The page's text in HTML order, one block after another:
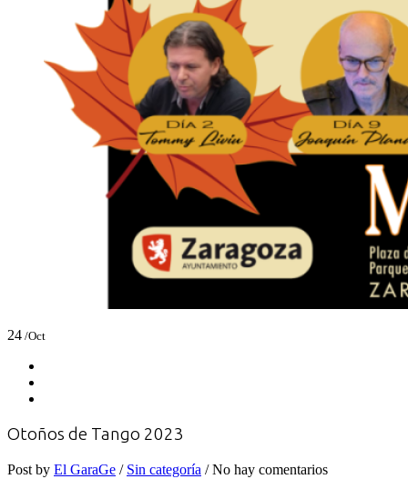
24 /Oct
Otoños de Tango 2023
Post by El GaraGe / Sin categoría / No hay comentarios